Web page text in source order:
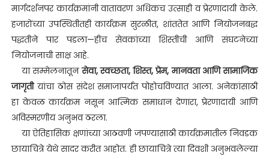
मार्गदर्शनपर कार्यक्रमांनी वातावरण अधिकच उत्साही व प्रेरणादायी केले.
हजारोंच्या उपस्थितीतही कार्यक्रम सुरळीत, शांततेत आणि नियोजनबद्ध
पद्धतीने पार पडला—हीच सेवकांच्या शिस्तीची आणि संघटनेच्या
नियोजनाची साक्ष आहे.
या सम्मेलनातूनसेवा, स्वच्छता, शिस्त, प्रेम, मानवता आणि सामाजिक
जागृतीयांचा ठोस संदेश समाजापर्यंत पोहोचविण्यात आला. अनेकांसाठी
हा केवळ कार्यक्रम नसून आत्मिक समाधान देणारा, प्रेरणादायी आणि
अविस्मरणीय अनुभव ठरला.
या ऐतिहासिक क्षणांच्या आठवणी जपण्यासाठी कार्यक्रमातील निवडक
छायाचित्रे येथे सादर करीत आहोत. ही छायाचित्रे त्या दिवशी अनुभवलेल्या